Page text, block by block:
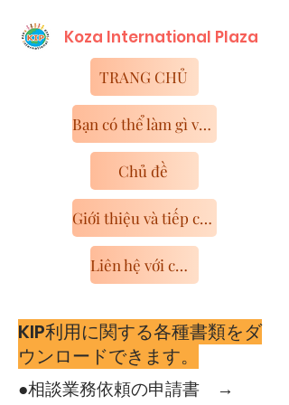
Koza International​ Plaza
TRANG CHỦ
Bạn có thể làm gì với KIP
Chủ đề
Giới thiệu và tiếp cận cơ sở
Liên hệ với chúng tôi
​KIP利用に関する各種書類をダ
ウンロードできます。
​●相談業務依頼の申請書 →